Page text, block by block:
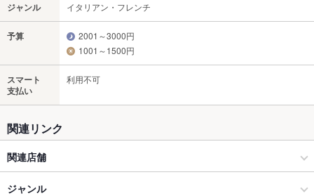
ジャンル イタリアン・フレンチ
予算
2001～3000円
1001～1500円
スマート
支払い
利用不可
関連リンク
関連店舗
久鐵東海店
ジャンル